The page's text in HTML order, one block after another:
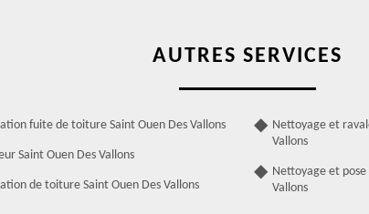
AUTRES SERVICES
fuite de toiture Saint Ouen Des Vallons
Saint Ouen Des Vallons
de toiture Saint Ouen Des Vallons
Nettoyage et
Vallons
Nettoyage et
Vallons